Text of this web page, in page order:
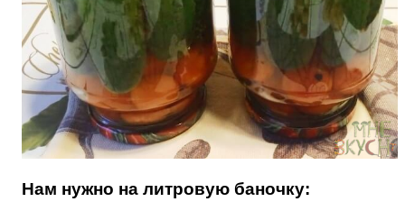
Нам нужно на литровую баночку: